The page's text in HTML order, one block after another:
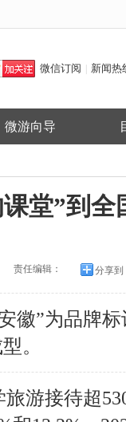
微信订阅 新闻热
微游向导
堂”到全
责任编辑： 分享到
徽”为品牌
。
游接待超